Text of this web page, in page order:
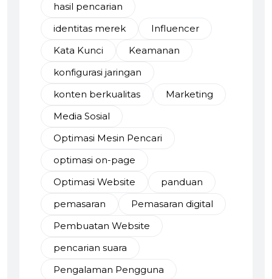
hasil pencarian
identitas merek
Influencer
Kata Kunci
Keamanan
konfigurasi jaringan
konten berkualitas
Marketing
Media Sosial
Optimasi Mesin Pencari
optimasi on-page
Optimasi Website
panduan
pemasaran
Pemasaran digital
Pembuatan Website
pencarian suara
Pengalaman Pengguna